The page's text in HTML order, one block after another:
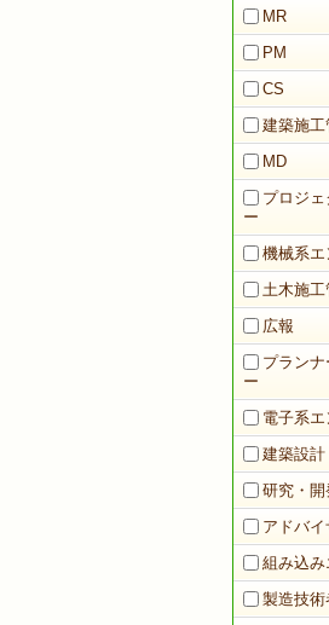
MR
PM
CS
建築施工
MD
プロジ
ー
機械系エ
土木施工
広報
プラン
ー
電子系
建築設計
研究・開
アドバイ
組み込み
製造技術